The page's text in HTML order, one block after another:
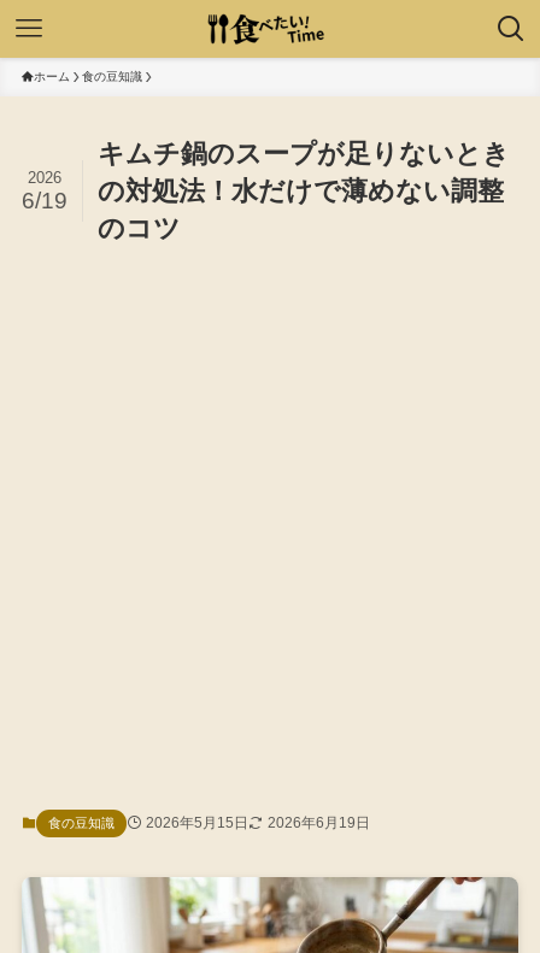
ホーム 食の豆知識
キムチ鍋のスープが足りないとき
の対処法！水だけで薄めない調整
のコツ
2026
6/19
食の豆知識 2026年5月15日 2026年6月19日